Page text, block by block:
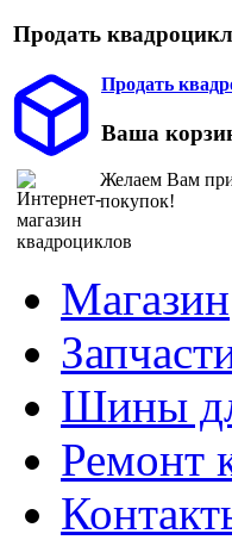
Продать квадроцикл
Продать
Ваша
Желаем Вам
покупок!
Магазин
Шины
Ремонт